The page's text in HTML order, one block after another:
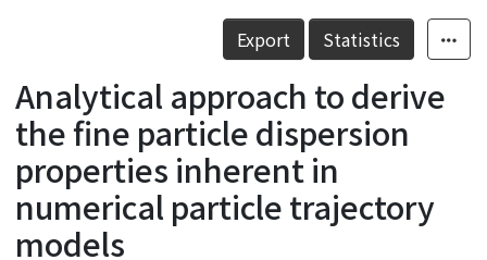
Statistics
Details
Export Statistics
Analytical approach to derive
the fine particle dispersion
properties inherent in
numerical particle trajectory
models